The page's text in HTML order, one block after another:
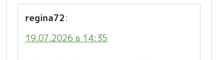
regina72:
19.07.2026 в 14:35